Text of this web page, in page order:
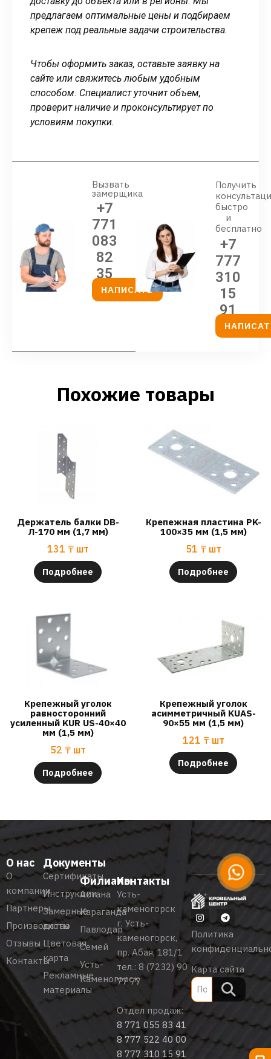
предлагаем оптимальные цены и подбираем
крепеж под реальные задачи строительства.
Чтобы оформить заказ, оставьте заявку на
сайте или свяжитесь любым удобным
способом. Специалист уточнит объем,
проверит наличие и проконсультирует по
условиям покупки.
Вызвать
замерщика
+7
771
083
82
35
НАПИСАТЬ
Получить
быстро
и
бесплатно
+7
777
310
15
91
Похожие товары
Держатель балки DB-
Л-170 мм (1,7 мм)
131 ₸ шт
Подробнее
Крепежная пластина PK-
100×35 мм (1,5 мм)
51 ₸ шт
Подробнее
Крепежный уголок
равносторонний
усиленный KUR US-40×40
мм (1,5 мм)
52 ₸ шт
Подробнее
Крепежный уголок
асимметричный KUAS-
90×55 мм (1,5 мм)
121 ₸ шт
Подробнее
О нас
О
компании
Партнеры
Производство
Отзывы
Контакты
Документы
Сертификаты
Инструкции
Замерные
листы
Цветовая
карта
Рекламные
материалы
Филиалы
Астана
Караганда
Павлодар
Семей
Усть-
Каменогорск
Контакты
Усть-
каменогорск
г. Усть-
каменогорск,
пр. Абая, 181/1
тел.: 8 (7232) 90
77 77
Отдел продаж:
8 771 055 83 41
8 777 522 40 00
8 777 310 15 91
Политика
Карта сайта